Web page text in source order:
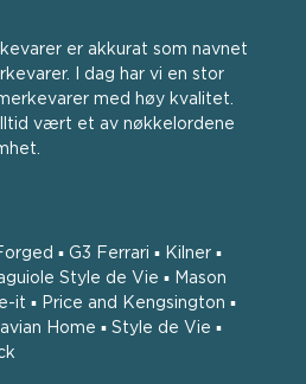
er akkurat som navnet
I dag har vi en stor
med høy kvalitet.
vært et av nøkkelordene
▪ G3 Ferrari ▪ Kilner ▪
Style de Vie ▪ Mason
it ▪ Price and Kengsington ▪
Home ▪ Style de Vie ▪